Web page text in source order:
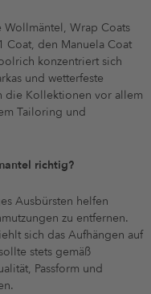
Wollmäntel, Wrap Coats
den Manuela Coat
konzentriert sich
und wetterfeste
die Kollektionen vor allem
Tailoring und
richtig?
Ausbürsten helfen
zu entfernen.
sich das Aufhängen auf
stets gemäß
Passform und